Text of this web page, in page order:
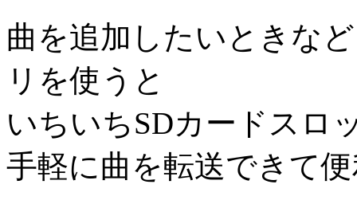
曲を追加したいときな
リを使うと
いちいちSDカードスロ
手軽に曲を転送できて